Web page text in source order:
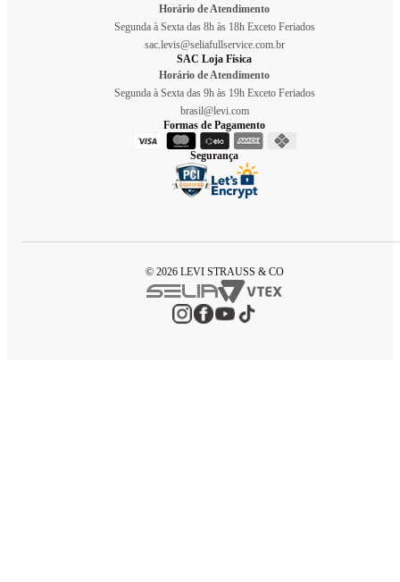
Horário de Atendimento
Segunda à Sexta das 8h às 18h Exceto Feriados
sac.levis@seliafullservice.com.br
SAC Loja Física
Horário de Atendimento
Segunda à Sexta das 9h às 19h Exceto Feriados
brasil@levi.com
Formas de Pagamento
Segurança
© 2026 LEVI STRAUSS & CO